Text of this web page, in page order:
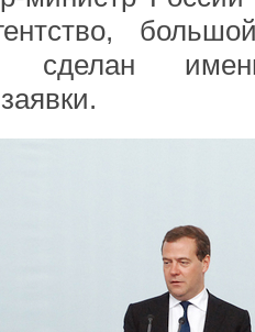
сделан